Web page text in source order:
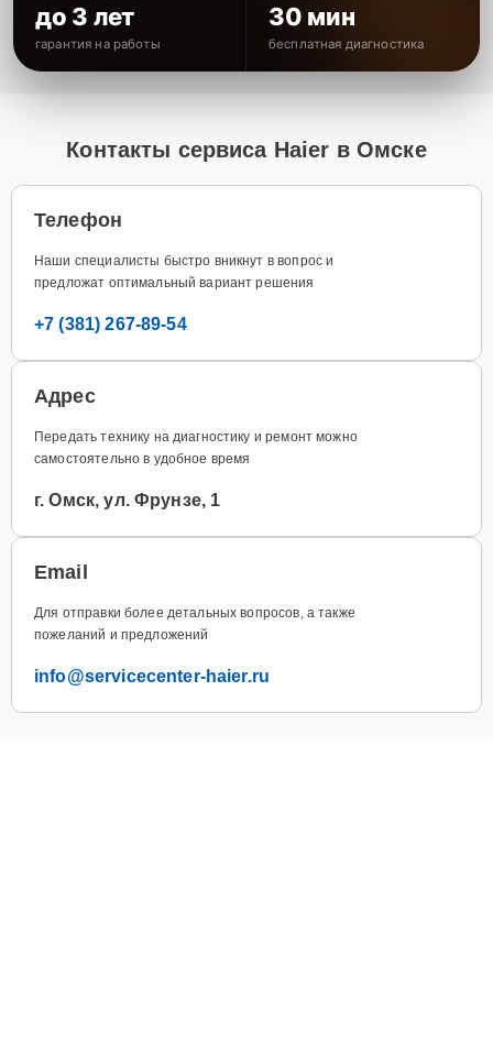
до 3 лет
гарантия на работы
30 мин
бесплатная диагностика
Контакты сервиса Haier в Омске
Телефон
Наши специалисты быстро вникнут в вопрос и
предложат оптимальный вариант решения
+7 (381) 267-89-54
Адрес
Передать технику на диагностику и ремонт можно
самостоятельно в удобное время
г. Омск, ул. Фрунзе, 1
Email
Для отправки более детальных вопросов, а также
пожеланий и предложений
info@servicecenter-haier.ru